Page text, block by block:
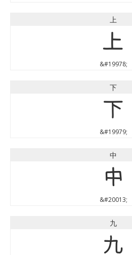
上
上
&#19978;
下
下
&#19979;
中
中
&#20013;
九
九